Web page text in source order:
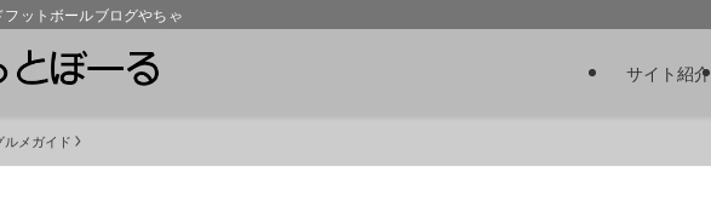
ットボールブログやちゃ
サイト紹介
ルメガイド